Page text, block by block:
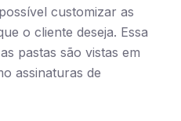
customizar as
o cliente deseja. Essa
pastas são vistas em
assinaturas de